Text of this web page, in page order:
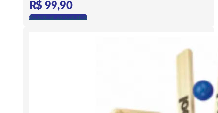
R$ 99,90
Adicionar ao carrinho